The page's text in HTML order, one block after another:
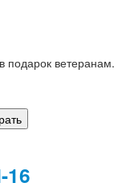
подарок ветеранам.
16